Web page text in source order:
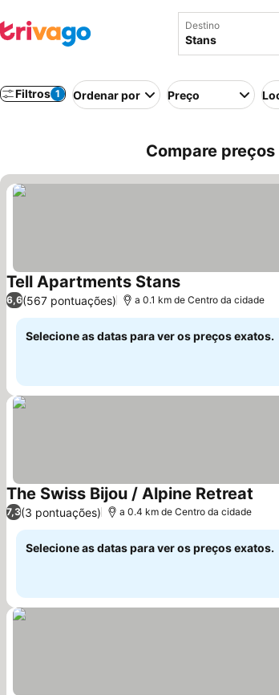
Destino
Filtros 1 Ordenar por Preço
Compare
Tell Apartments StansVer preços
6,6(567 pontuações) a 0.1 km de Centro da cidade
Selecione as datas para ver os preços exatos.
The Swiss Bijou / Alpine Retreat
7,3(3 pontuações) a 0.4 km de Centro da cidade
Selecione as datas para ver os preços exatos.